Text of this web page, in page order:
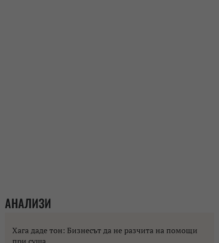
АНАЛИЗИ
Хага даде тон: Бизнесът да не разчита на помощи